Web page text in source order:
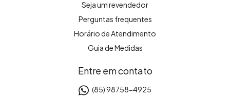
Seja um revendedor
Perguntas frequentes
Horário de Atendimento
Guia de Medidas
Entre em contato
(85) 98758-4925